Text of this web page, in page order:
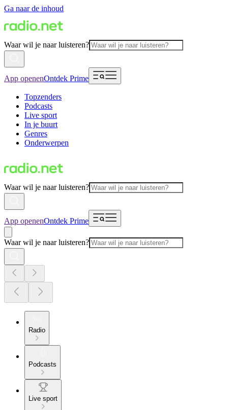
Ga naar de inhoud
Waar wil je naar luisteren?
App openenOntdek Prime
Topzenders
Podcasts
Live sport
In je buurt
Genres
Onderwerpen
Waar wil je naar luisteren?
App openenOntdek Prime
Waar wil je naar luisteren?
Radio
Podcasts
Live sport